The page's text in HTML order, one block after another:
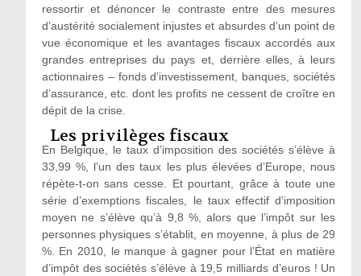
ressortir et dénoncer le contraste entre des mesures
d’austérité socialement injustes et absurdes d’un point de
vue économique et les avantages fiscaux accordés aux
grandes entreprises du pays et, derrière elles, à leurs
actionnaires – fonds d’investissement, banques, sociétés
d’assurance, etc. dont les profits ne cessent de croître en
dépit de la crise.
Les privilèges fiscaux
En Belgique, le taux d’imposition des sociétés s’élève à
33,99 %, l’un des taux les plus élevées d’Europe, nous
répète-t-on sans cesse. Et pourtant, grâce à toute une
série d’exemptions fiscales, le taux effectif d’imposition
moyen ne s’élève qu’à 9,8 %, alors que l’impôt sur les
personnes physiques s’établit, en moyenne, à plus de 29
%. En 2010, le manque à gagner pour l’État en matière
d’impôt des sociétés s’élève à 19,5 milliards d’euros ! Un